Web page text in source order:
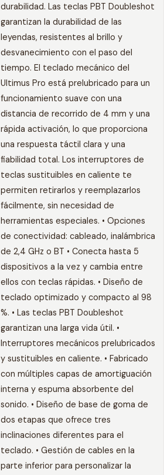
durabilidad. Las teclas PBT Doubleshot
garantizan la durabilidad de las
leyendas, resistentes al brillo y
desvanecimiento con el paso del
tiempo. El teclado mecánico del
Ultimus Pro está prelubricado para un
funcionamiento suave con una
distancia de recorrido de 4 mm y una
rápida activación, lo que proporciona
una respuesta táctil clara y una
fiabilidad total. Los interruptores de
teclas sustituibles en caliente te
permiten retirarlos y reemplazarlos
fácilmente, sin necesidad de
herramientas especiales. • Opciones
de conectividad: cableado, inalámbrica
de 2,4 GHz o BT • Conecta hasta 5
dispositivos a la vez y cambia entre
ellos con teclas rápidas. • Diseño de
teclado optimizado y compacto al 98
%. • Las teclas PBT Doubleshot
garantizan una larga vida útil. •
Interruptores mecánicos prelubricados
y sustituibles en caliente. • Fabricado
con múltiples capas de amortiguación
interna y espuma absorbente del
sonido. • Diseño de base de goma de
dos etapas que ofrece tres
inclinaciones diferentes para el
teclado. • Gestión de cables en la
parte inferior para personalizar la